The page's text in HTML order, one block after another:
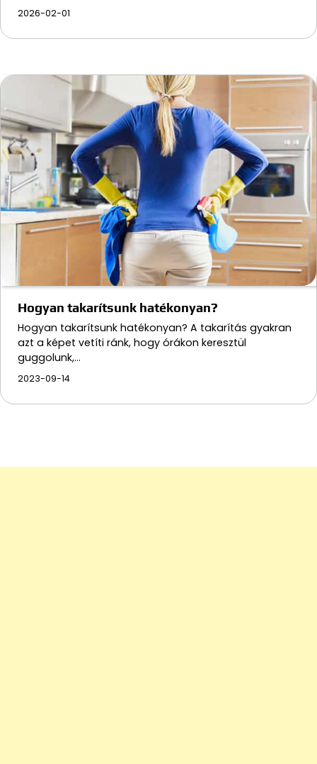
2026-02-01
Hogyan takarítsunk hatékonyan?
Hogyan takarítsunk hatékonyan? A takarítás gyakran
azt a képet vetíti ránk, hogy órákon keresztül
guggolunk,…
2023-09-14